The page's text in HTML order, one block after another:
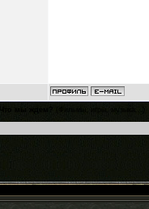
Что мы ждем? (Фильмы, игры, музыка...)